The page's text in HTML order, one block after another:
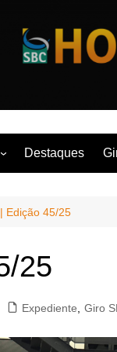
Destaques
Edição 45/25
25
Expediente Giro